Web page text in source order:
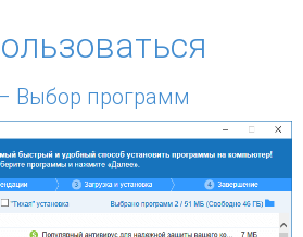
Выбор программ